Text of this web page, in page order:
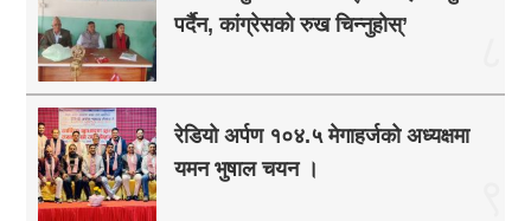
पर्दैन, कांग्रेसको रुख चिन्नुहोस्’
रेडियो अर्पण १०४.५ मेगाहर्जको अध्यक्षमा
यमन भुषाल चयन ।